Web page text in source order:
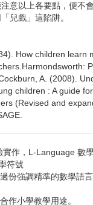
意以上各要點，便不
兒戲」這陷阱。
How children learn
A. (2008).
children : A guide
(Revised and
作，L-Language 數
符號
份強調精準的數學語
作小學教學用途。